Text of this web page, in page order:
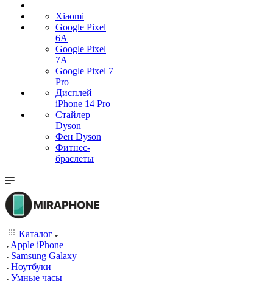
Xiaomi
Google Pixel
6A
Google Pixel
7А
Google Pixel 7
Pro
Дисплей
iPhone 14 Pro
Стайлер
Dyson
Фен Dyson
Фитнес-
браслеты
Каталог
Apple iPhone
Samsung Galaxy
Ноутбуки
Умные часы